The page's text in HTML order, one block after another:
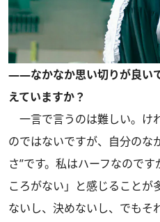
――なかなか思い切りが良い
えていますか？
一言で言うのは難しい。け
のではないですが、自分のな
さ”です。私はハーフなので
ころがない」と感じることが
ないし、決めないし、でもそ